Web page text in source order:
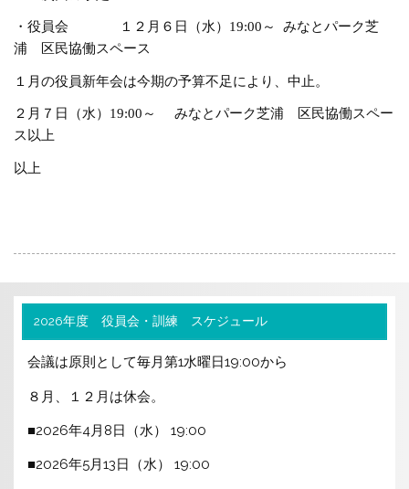
・役員会 １２月６日（水）19:00～ みなとパーク芝
浦 区民協働スペース
１月の役員新年会は今期の予算不足により、中止。
２月７日（水）19:00～ みなとパーク芝浦 区民協働スペー
ス以上
以上
2026年度 役員会・訓練 スケジュール
会議は原則として毎月第1水曜日19:00から
８月、１２月は休会。
■2026年4月8日（水） 19:00
■2026年5月13日（水） 19:00